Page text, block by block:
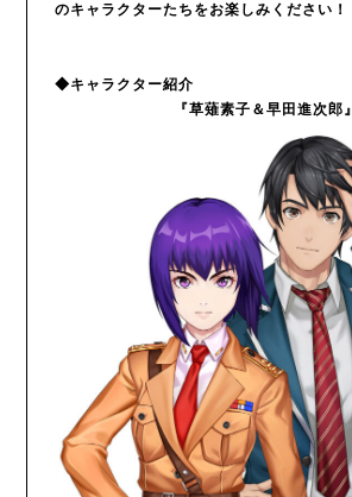
のキャラクターたちをお楽しみください！
◆キャラクター紹介
『草薙素子＆早田進次郎』